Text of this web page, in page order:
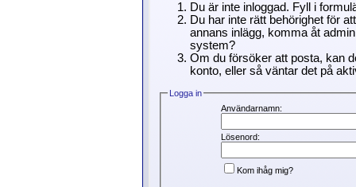
Du är inte inloggad. Fyll i
Du har inte rätt behörighet för
annans inlägg, komma åt
system?
Om du försöker att posta, kan
konto, eller så väntar det på
Logga in
Användarnamn:
Lösenord:
Kom ihåg mig?